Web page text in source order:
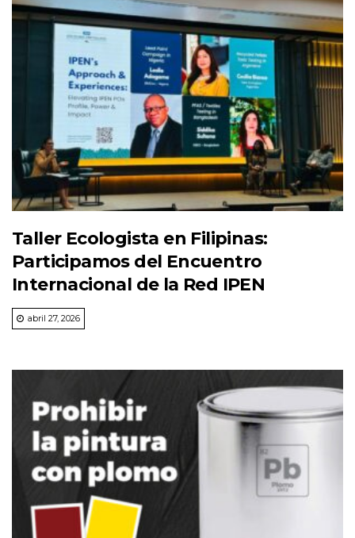
Taller Ecologista en Filipinas:
Participamos del Encuentro
Internacional de la Red IPEN
abril 27, 2026